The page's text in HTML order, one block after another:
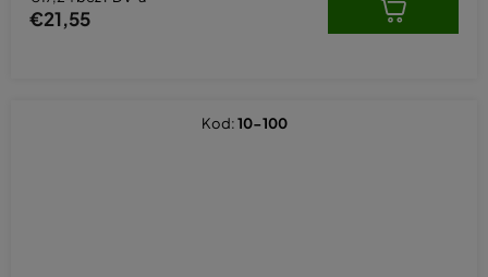
€21,55
Kod:10-100